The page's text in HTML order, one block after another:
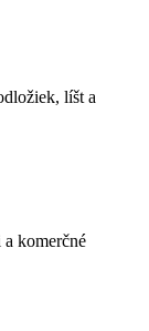
líšt a
komerčné